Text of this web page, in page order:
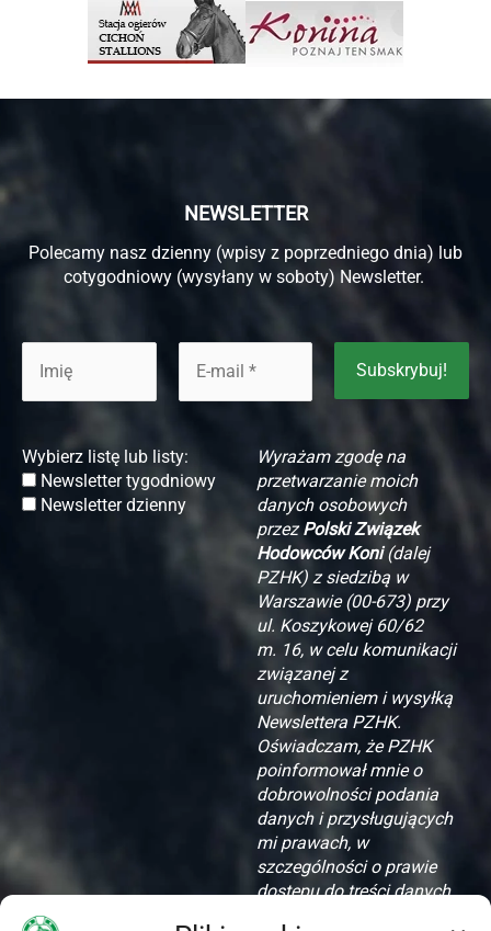
NEWSLETTER
Polecamy nasz dzienny (wpisy z poprzedniego dnia) lub
cotygodniowy (wysyłany w soboty) Newsletter.
Wybierz listę lub listy:
Newsletter tygodniowy
Newsletter dzienny
Wyrażam zgodę na
przetwarzanie moich
danych osobowych
przezPolski Związek
Hodowców Koni(dalej
PZHK) z siedzibą w
Warszawie (00-673) przy
ul. Koszykowej 60/62
m. 16, w celu komunikacji
związanej z
uruchomieniem i wysyłką
Newslettera PZHK.
Oświadczam, że PZHK
poinformował mnie o
dobrowolności podania
danych i przysługujących
mi prawach, w
szczególności o prawie
dostępu do treści danych,